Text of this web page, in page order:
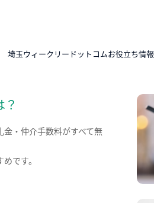
埼玉ウィークリードットコムお役立ち情報
・仲介手数料がすべて無
です。